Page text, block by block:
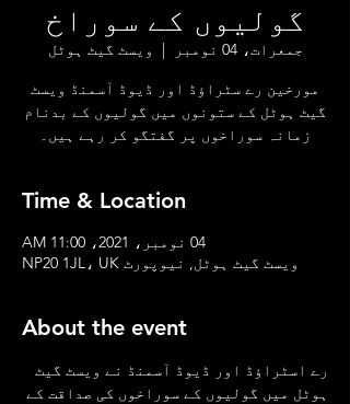
گولیوں کے سوراخ
جمعرات، 04 نومبر
  |
ویسٹ گیٹ ہوٹل
مورخین رے سٹراؤڈ اور ڈیوڈ آسمنڈ ویسٹ
گیٹ ہوٹل کے ستونوں میں گولیوں کے بدنام
زمانہ سوراخوں پر گفتگو کر رہے ہیں۔
Time & Location
04 نومبر، 2021، 11:00 AM
ویسٹ گیٹ ہوٹل, نیوپورٹ NP20 1JL، UK
About the event
رے اسٹراؤڈ اور ڈیوڈ آسمنڈ نے ویسٹ گیٹ
ہوٹل میں گولیوں کے سوراخوں کی صداقت کے